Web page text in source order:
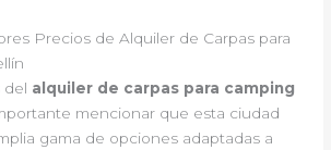
Precios de Alquiler de Carpas para
del alquiler de carpas para camping
mencionar que esta ciudad
gama de opciones adaptadas a